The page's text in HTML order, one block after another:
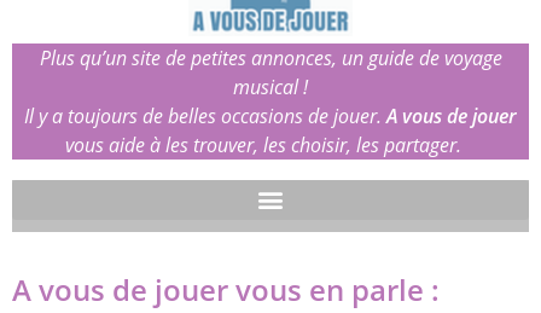
Plus qu’un site de petites annonces, un guide de voyage
musical !
Il y a toujours de belles occasions de jouer.A vous de jouer
vous aide à les trouver, les choisir, les partager.
A vous de jouer vous en parle :